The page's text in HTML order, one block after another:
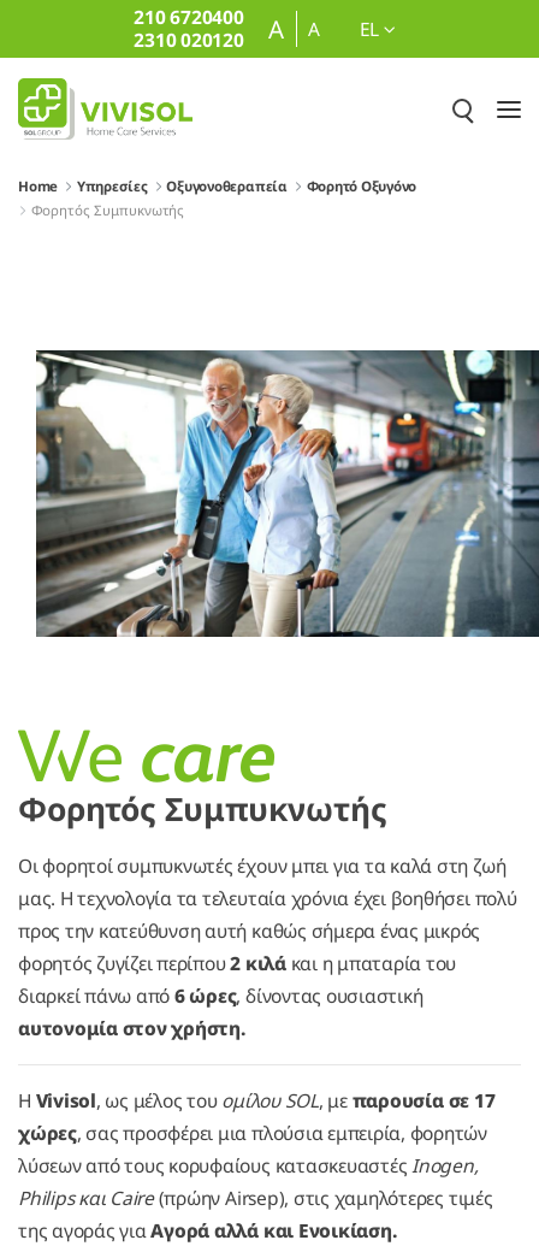
Skip to Main Content210 6720400
2310 020120
A A EL
Home Υπηρεσίες Οξυγονοθεραπεία
Φορητό Οξυγόνο
Φορητός Συμπυκνωτής
Φορητός Συμπυκνωτής
Οι φορητοί συμπυκνωτές έχουν μπει για τα καλά στη ζωή
μας. Η τεχνολογία τα τελευταία χρόνια έχει βοηθήσει πολύ
προς την κατεύθυνση αυτή καθώς σήμερα ένας μικρός
φορητός ζυγίζει περίπου2 κιλάκαι η μπαταρία του
διαρκεί πάνω από6 ώρες, δίνοντας ουσιαστική
αυτονομία στον χρήστη.
Η Vivisol, ως μέλος τουομίλου SOL, μεπαρουσία σε 17
χώρες, σας προσφέρει μια πλούσια εμπειρία, φορητών
λύσεων από τους κορυφαίους κατασκευαστέςInogen,
Philips και Caire(πρώην Airsep), στις χαμηλότερες τιμές
της αγοράς γιαΑγορά αλλά και Ενοικίαση.